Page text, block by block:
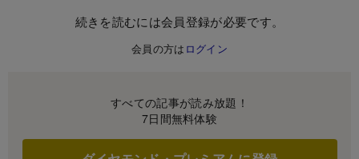
続きを読むには会員登録が必要です。
会員の方は ログイン
すべての記事が読み放題！
7日間無料体験